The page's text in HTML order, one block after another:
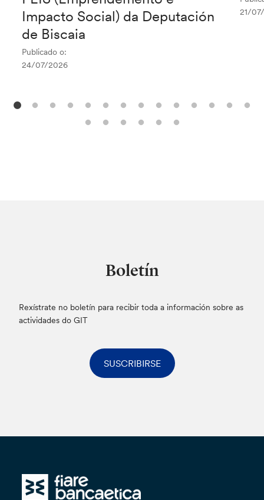
Impacto Social) da Deputación
de Biscaia
Publicado o:
24/07/2026
21/
Boletín
Rexístrate no boletín para recibir toda a información sobre as
actividades do GIT
SUSCRIBIRSE